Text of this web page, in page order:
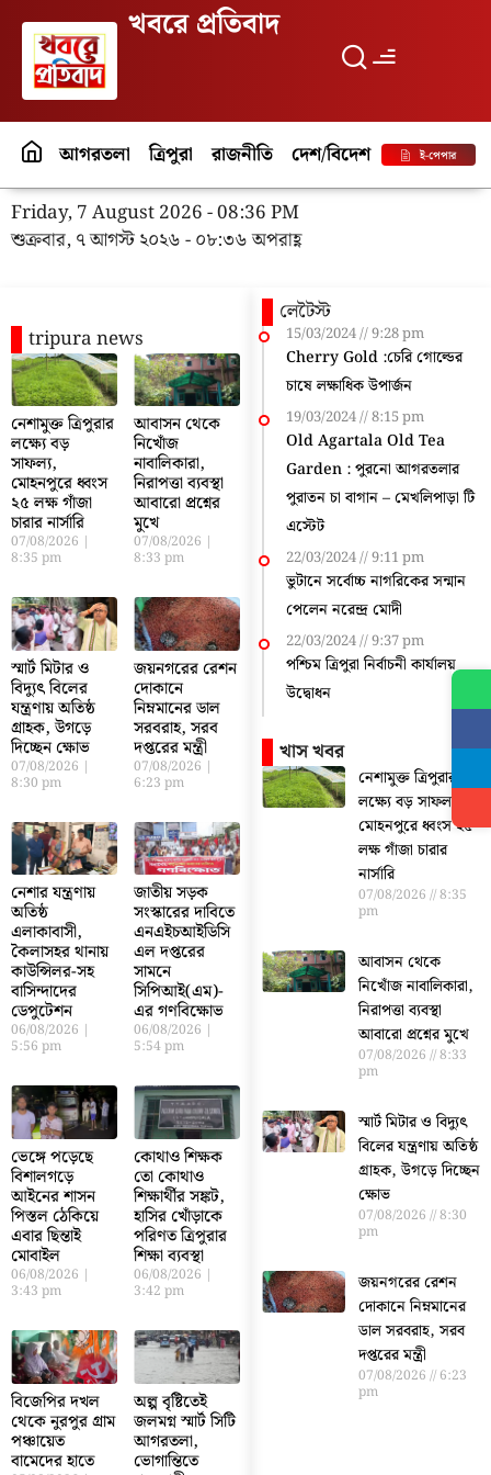
খবরে প্রতিবাদ
আগরতলা ত্রিপুরা রাজনীতি দেশ/বিদেশ পর্যটনই-পেপার
Friday, 7 August 2026 - 08:36 PM
শুক্রবার, ৭ আগস্ট ২০২৬ - ০৮:৩৬ অপরাহ্ণ
tripura news
নেশামুক্ত ত্রিপুরার
লক্ষ্যে বড়
সাফল্য,
মোহনপুরে ধ্বংস
২৫ লক্ষ গাঁজা
চারার নার্সারি
07/08/2026
8:35 pm
আবাসন থেকে
নিখোঁজ
নাবালিকারা,
নিরাপত্তা ব্যবস্থা
আবারো প্রশ্নের
মুখে
07/08/2026
8:33 pm
স্মার্ট মিটার ও
বিদ্যুৎ বিলের
যন্ত্রণায় অতিষ্ঠ
গ্রাহক, উগড়ে
দিচ্ছেন ক্ষোভ
07/08/2026
8:30 pm
জয়নগরের রেশন
দোকানে
নিম্নমানের ডাল
সরবরাহ, সরব
দপ্তরের মন্ত্রী
07/08/2026
6:23 pm
নেশার যন্ত্রণায়
অতিষ্ঠ
এলাকাবাসী,
কৈলাসহর থানায়
কাউন্সিলর-সহ
বাসিন্দাদের
ডেপুটেশন
06/08/2026
5:56 pm
জাতীয় সড়ক
সংস্কারের দাবিতে
এনএইচআইডিসি
এল দপ্তরের
সামনে
সিপিআই(এম)-
এর গণবিক্ষোভ
06/08/2026
5:54 pm
ভেঙ্গে পড়েছে
বিশালগড়ে
আইনের শাসন
পিস্তল ঠেকিয়ে
এবার ছিন্তাই
মোবাইল
06/08/2026
3:43 pm
কোথাও শিক্ষক
তো কোথাও
শিক্ষার্থীর সঙ্কট,
হাসির খোঁড়াকে
পরিণত ত্রিপুরার
শিক্ষা ব্যবস্থা
06/08/2026
3:42 pm
বিজেপির দখল
থেকে নুরপুর গ্রাম
পঞ্চায়েত
বামেদের হাতে
অল্প বৃষ্টিতেই
জলমগ্ন স্মার্ট সিটি
আগরতলা,
ভোগান্তিতে
লেটৈস্ট
Cherry Gold :চেরি গোল্ডের
চাষে লক্ষাধিক উপার্জন
15/03/2024 9:28 pm
Old Agartala Old Tea
Garden : পুরনো আগরতলার
পুরাতন চা বাগান – মেখলিপাড়া টি
এস্টেট
19/03/2024 8:15 pm
ভুটানে সর্বোচ্চ নাগরিকের সন্মান
পেলেন নরেন্দ্র মোদী
22/03/2024 9:11 pm
পশ্চিম ত্রিপুরা নির্বাচনী কার্যালয়
উদ্বোধন
22/03/2024 9:37 pm
খাস খবর
নেশামুক্ত ত্রিপুরার
লক্ষ্যে বড় সাফল্য,
মোহনপুরে ধ্বংস ২৫
লক্ষ গাঁজা চারার
নার্সারি
07/08/2026 8:35
pm
আবাসন থেকে
নিখোঁজ নাবালিকারা,
নিরাপত্তা ব্যবস্থা
আবারো প্রশ্নের মুখে
07/08/2026 8:33
pm
স্মার্ট মিটার ও বিদ্যুৎ
বিলের যন্ত্রণায় অতিষ্ঠ
গ্রাহক, উগড়ে দিচ্ছেন
ক্ষোভ
07/08/2026 8:30
pm
জয়নগরের রেশন
দোকানে নিম্নমানের
ডাল সরবরাহ, সরব
দপ্তরের মন্ত্রী
07/08/2026 6:23
pm